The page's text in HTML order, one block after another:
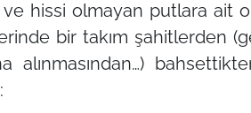
hissi olmayan putlara ait
bir takım şahitlerden
alınmasından…)